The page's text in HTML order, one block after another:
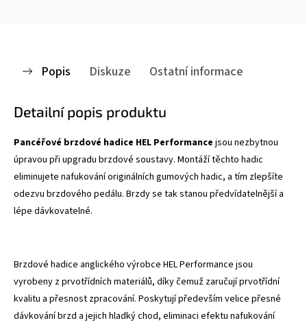
Popis Diskuze Ostatní informace
Detailní popis produktu
Pancéřové brzdové hadice HEL Performance jsou nezbytnou
úpravou při upgradu brzdové soustavy. Montáží těchto hadic
eliminujete nafukování originálních gumových hadic, a tím zlepšíte
odezvu brzdového pedálu. Brzdy se tak stanou předvídatelnější a
lépe dávkovatelné.
Brzdové hadice anglického výrobce HEL Performance jsou
vyrobeny z prvotřídních materiálů, díky čemuž zaručují prvotřídní
kvalitu a přesnost zpracování. Poskytují především velice přesné
dávkování brzd a jejich hladký chod, eliminaci efektu nafukování